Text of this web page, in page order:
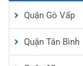
Quận Gò Vấp
Quận Tân Bình